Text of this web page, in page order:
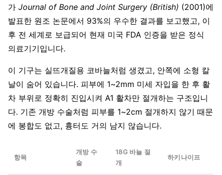
가 Journal of Bone and Joint Surgery (British) (2001)에
발표한 원조 논문에서 93%의 우수한 결과를 보고했고, 이
후 전 세계로 보급되어 현재 미국 FDA 인증을 받은 정식
의료기기입니다.
이 기구는 실뜨개질용 코바늘처럼 생겼고, 안쪽에 소형 칼
날이 숨어 있습니다. 피부에 1~2mm 미세 자입을 한 후 활
차 부위로 정확히 진입시켜 A1 활차만 절개하는 구조입니
다. 기존 개방 수술처럼 피부를 1~2cm 절개하지 않기 때문
에 봉합도 없고, 흉터도 거의 남지 않습니다.
항목
개방 수
술
18G 바늘 절
개
하키나이프